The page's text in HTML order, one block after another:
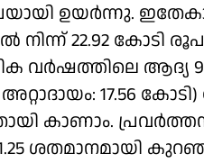
ഉയർന്നു.
നിന്ന് 22.92
വർഷത്തിലെ
17.56
കാണാം.
ശതമാനമായി